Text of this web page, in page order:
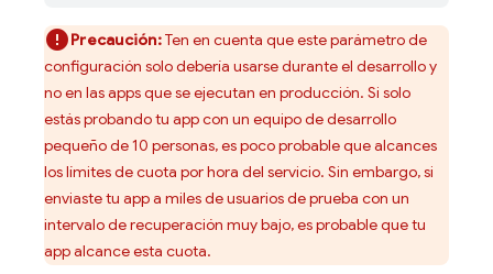
Precaución:Ten en cuenta que este parámetro de
configuración solo debería usarse durante el desarrollo y
no en las apps que se ejecutan en producción. Si solo
estás probando tu app con un equipo de desarrollo
pequeño de 10 personas, es poco probable que alcances
los límites de cuota por hora del servicio. Sin embargo, si
enviaste tu app a miles de usuarios de prueba con un
intervalo de recuperación muy bajo, es probable que tu
app alcance esta cuota.